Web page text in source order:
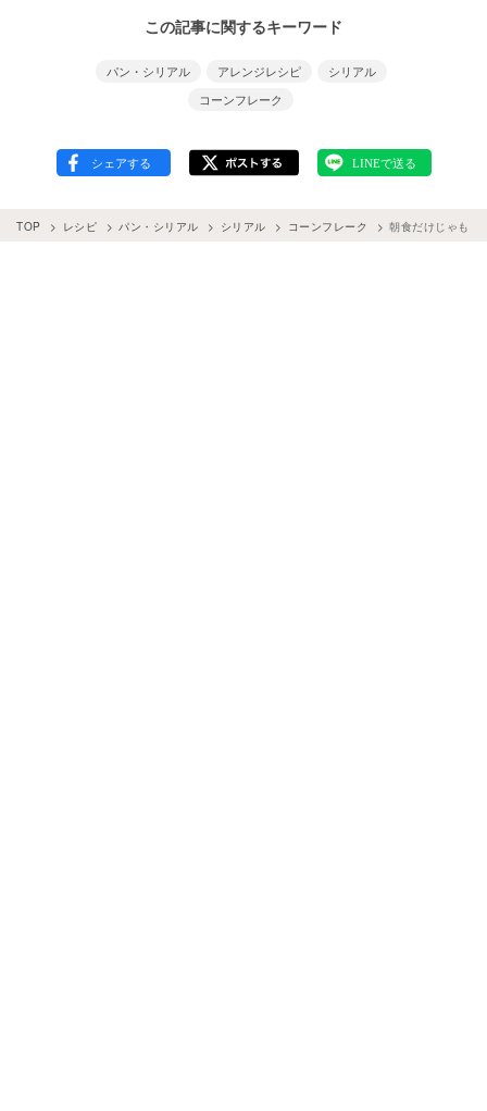
この記事に関するキーワード
パン・シリアル アレンジレシピ
シリアル
コーンフレーク
TOP レシピ パン・シリアル シリアル コーンフレーク 朝食だけじゃもっ